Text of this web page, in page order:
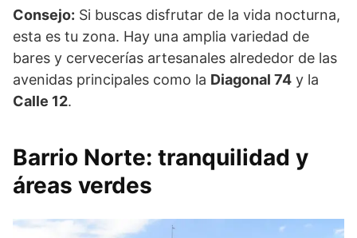
Consejo: Si buscas disfrutar de la vida nocturna,
esta es tu zona. Hay una amplia variedad de
bares y cervecerías artesanales alrededor de las
avenidas principales como la Diagonal 74 y la
Calle 12.
Barrio Norte: tranquilidad y
áreas verdes